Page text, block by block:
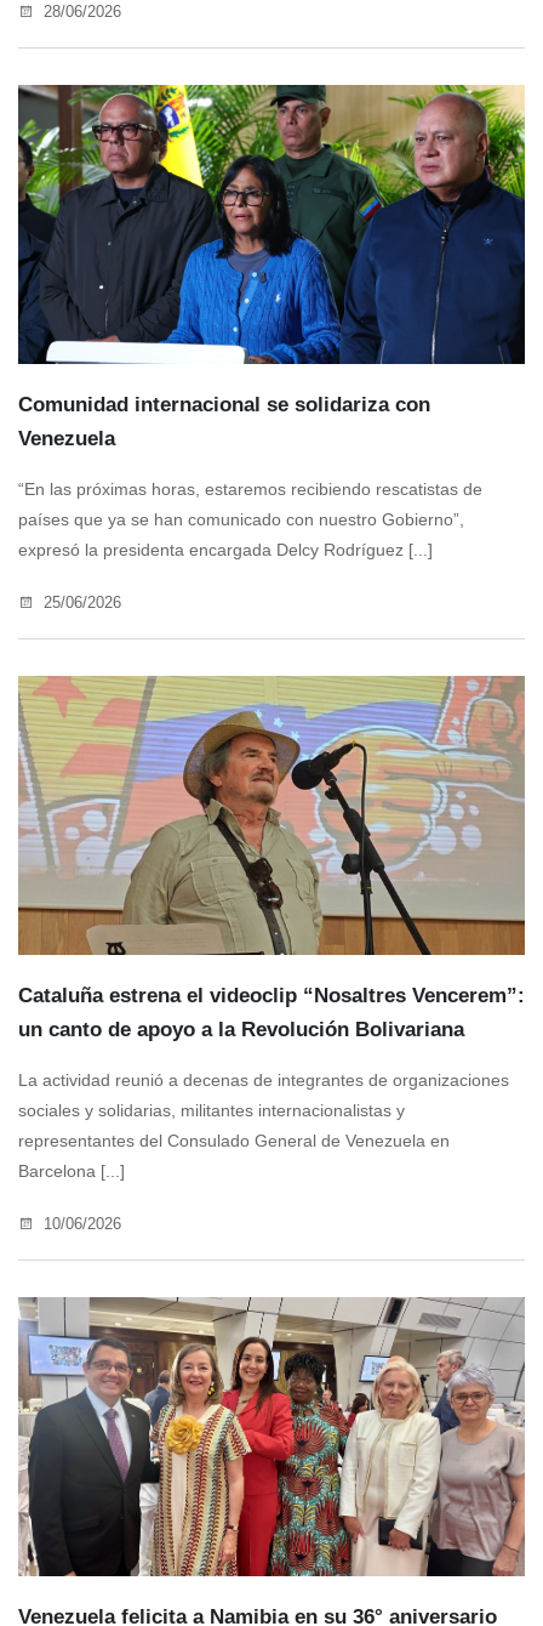
28/06/2026
Comunidad internacional se solidariza con
Venezuela
“En las próximas horas, estaremos recibiendo rescatistas de
países que ya se han comunicado con nuestro Gobierno”,
expresó la presidenta encargada Delcy Rodríguez [...]
25/06/2026
Cataluña estrena el videoclip “Nosaltres Vencerem”:
un canto de apoyo a la Revolución Bolivariana
La actividad reunió a decenas de integrantes de organizaciones
sociales y solidarias, militantes internacionalistas y
representantes del Consulado General de Venezuela en
Barcelona [...]
10/06/2026
Venezuela felicita a Namibia en su 36° aniversario